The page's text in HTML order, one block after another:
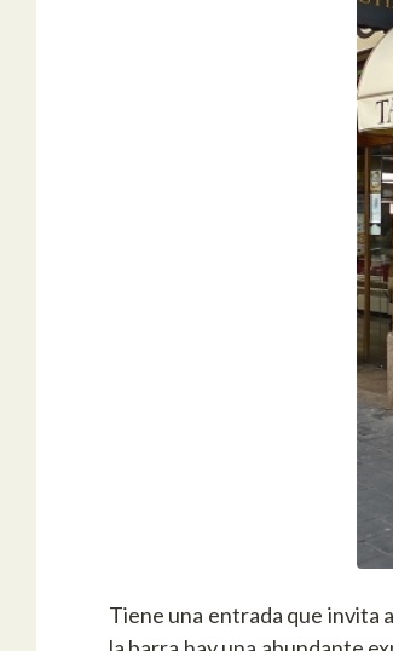
Tiene una entrada que invita